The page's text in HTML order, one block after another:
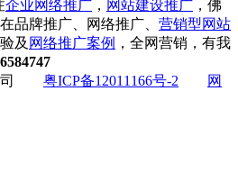
企业网络推广 ， 网站建设推广 ，佛
品牌推广、网络推广、 营销型网站
及 网络推广案例 ，全网营销，有我
司 粤ICP备12011166号-2
网